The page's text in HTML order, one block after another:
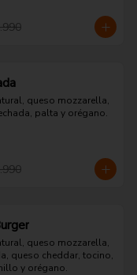
queso mozzarella,
palta y orégano.
queso mozzarella,
queso cheddar, tocino,
y orégano.